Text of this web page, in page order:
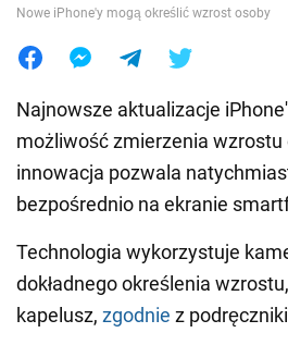
Jedzenie
Nowe iPhone'y mogą określić wzrost osoby
Najnowsze aktualizacje
możliwość zmierzenia
innowacja pozwala
bezpośrednio na ekranie
Technologia wykorzystuje
dokładnego określenia
kapelusz, zgodnie z